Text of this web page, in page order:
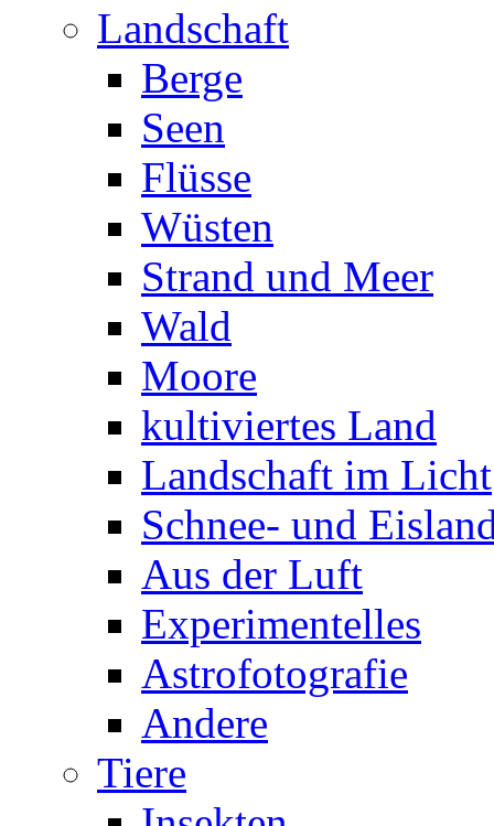
Landschaft
Berge
Seen
Flüsse
Wüsten
Strand und Meer
Wald
Moore
kultiviertes Land
Landschaft im Licht
Schnee- und
Aus der Luft
Experimentelles
Astrofotografie
Andere
Tiere